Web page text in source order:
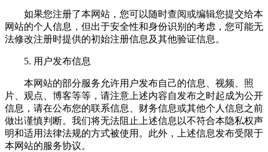
如果您注册了本网站，您可以随时查阅或编辑您提交给本
网站的个人信息，但出于安全性和身份识别的考虑，您可能无
法修改注册时提供的初始注册信息及其他验证信息。
5. 用户发布信息
本网站的部分服务允许用户发布自己的信息、视频、照
片、观点、博客等等，请注意上述内容自发布之时起成为公开
信息，请在公布您的联系信息、财务信息或其他个人信息之前
做出谨慎判断。我们将无法阻止上述信息以不符合本隐私权声
明和适用法律法规的方式被使用。此外，上述信息发布受限于
本网站的服务协议。